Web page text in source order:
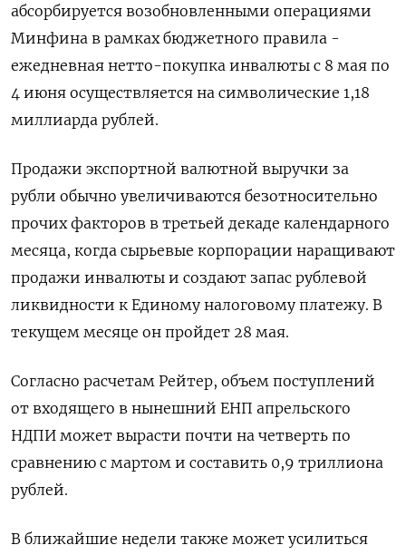
абсорбируется возобновленными операциями
Минфина в рамках бюджетного правила -
ежедневная нетто-покупка инвалюты с 8 мая по
4 июня осуществляется на символические 1,18
миллиарда рублей.
Продажи экспортной валютной выручки за
рубли обычно увеличиваются безотносительно
прочих факторов в третьей декаде календарного
месяца, когда сырьевые корпорации наращивают
продажи инвалюты и создают запас рублевой
ликвидности к Единому налоговому платежу. В
текущем месяце он пройдет 28 мая.
Согласно расчетам Рейтер, объем поступлений
от входящего в нынешний ​ЕНП апрельского
НДПИ может вырасти ⁠почти на четверть по
сравнению с мартом и составить 0,9 триллиона
рублей.
В ближайшие недели также может усилиться